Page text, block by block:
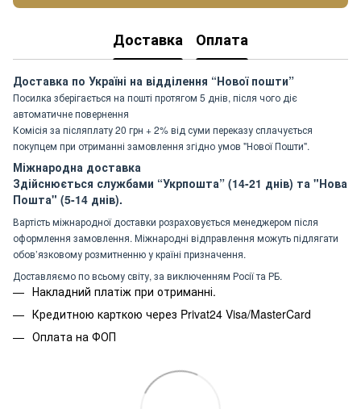
Доставка Оплата
Доставка по Україні на відділення “Нової пошти”
Посилка зберігається на пошті протягом 5 днів, після чого діє
автоматичне повернення
Комісія за післяплату 20 грн + 2% від суми переказу сплачується
покупцем при отриманні замовлення згідно умов "Нової Пошти".
Міжнародна доставка
Здійснюється службами “Укрпошта” (14-21 днів) та "Нова
Пошта" (5-14 днів).
Вартість міжнародної доставки розраховується менеджером після
оформлення замовлення. Міжнародні відправлення можуть підлягати
обов’язковому розмитненню у країні призначення.
Доставляємо по всьому світу, за виключенням Росії та РБ.
Накладний платіж при отриманні.
Кредитною карткою через Privat24 Visa/MasterCard
Оплата на ФОП